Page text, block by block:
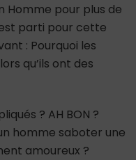
Homme pour plus de
parti pour cette
: Pourquoi les
qu’ils ont des
? AH BON ?
homme saboter une
amoureux ?